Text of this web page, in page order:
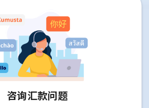
咨询汇款问题